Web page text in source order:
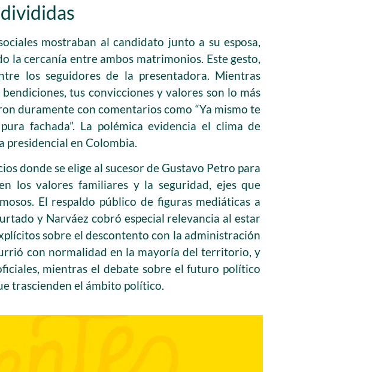
mostraban al candidato junto a su esposa,
la cercanía entre ambos matrimonios. Este gesto,
los seguidores de la presentadora. Mientras
tus convicciones y valores son lo más
duramente con comentarios como “Ya mismo te
fachada”. La polémica evidencia el clima de
presidencial en Colombia.
donde se elige al sucesor de Gustavo Petro para
los valores familiares y la seguridad, ejes que
El respaldo público de figuras mediáticas a
y Narváez cobró especial relevancia al estar
sobre el descontento con la administración
con normalidad en la mayoría del territorio, y
mientras el debate sobre el futuro político
trascienden el ámbito político.